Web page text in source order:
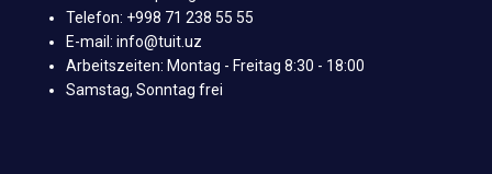
Telefon: +998 71 238 55 55
E-mail: info@tuit.uz
Arbeitszeiten: Montag - Freitag 8:30 - 18:00
Samstag, Sonntag frei